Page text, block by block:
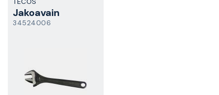
Jakoavain
34524006